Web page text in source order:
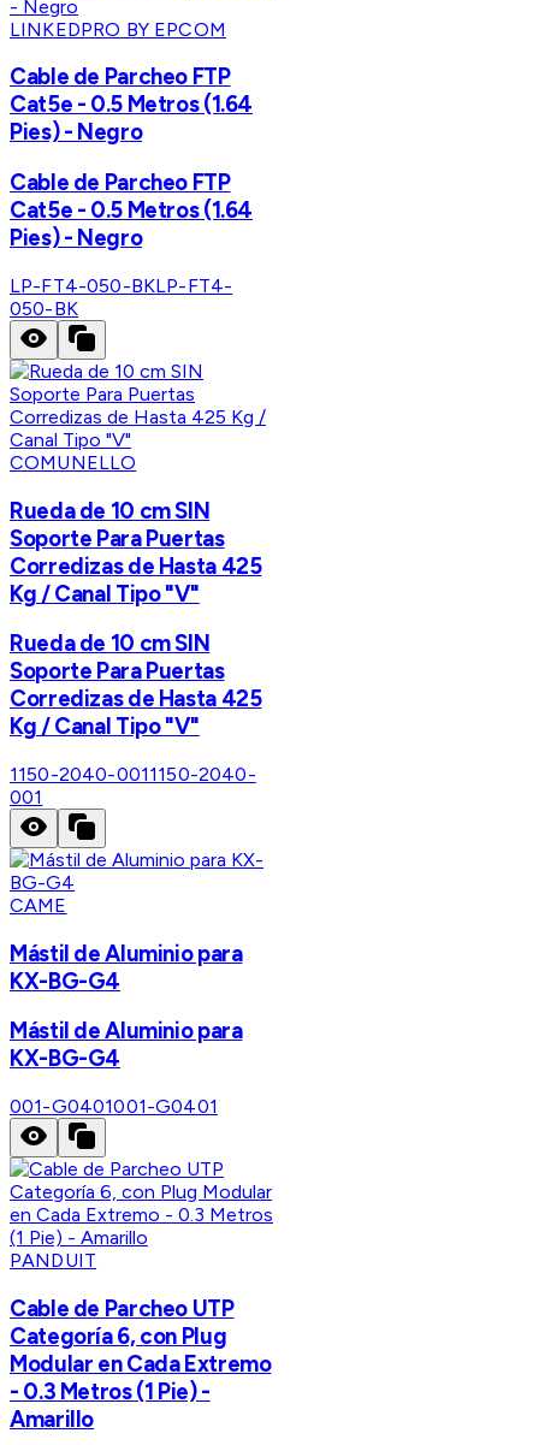
LINKEDPRO BY EPCOM
Cable de Parcheo FTP
Cat5e - 0.5 Metros (1.64
Pies) - Negro
Cable de Parcheo FTP
Cat5e - 0.5 Metros (1.64
Pies) - Negro
LP-FT4-050-BKLP-FT4-
050-BK
COMUNELLO
Rueda de 10 cm SIN
Soporte Para Puertas
Corredizas de Hasta 425
Kg / Canal Tipo "V"
Rueda de 10 cm SIN
Soporte Para Puertas
Corredizas de Hasta 425
Kg / Canal Tipo "V"
1150-2040-0011150-2040-
001
CAME
Mástil de Aluminio para
KX-BG-G4
Mástil de Aluminio para
KX-BG-G4
001-G0401001-G0401
PANDUIT
Cable de Parcheo UTP
Categoría 6, con Plug
Modular en Cada Extremo
- 0.3 Metros (1 Pie) -
Amarillo